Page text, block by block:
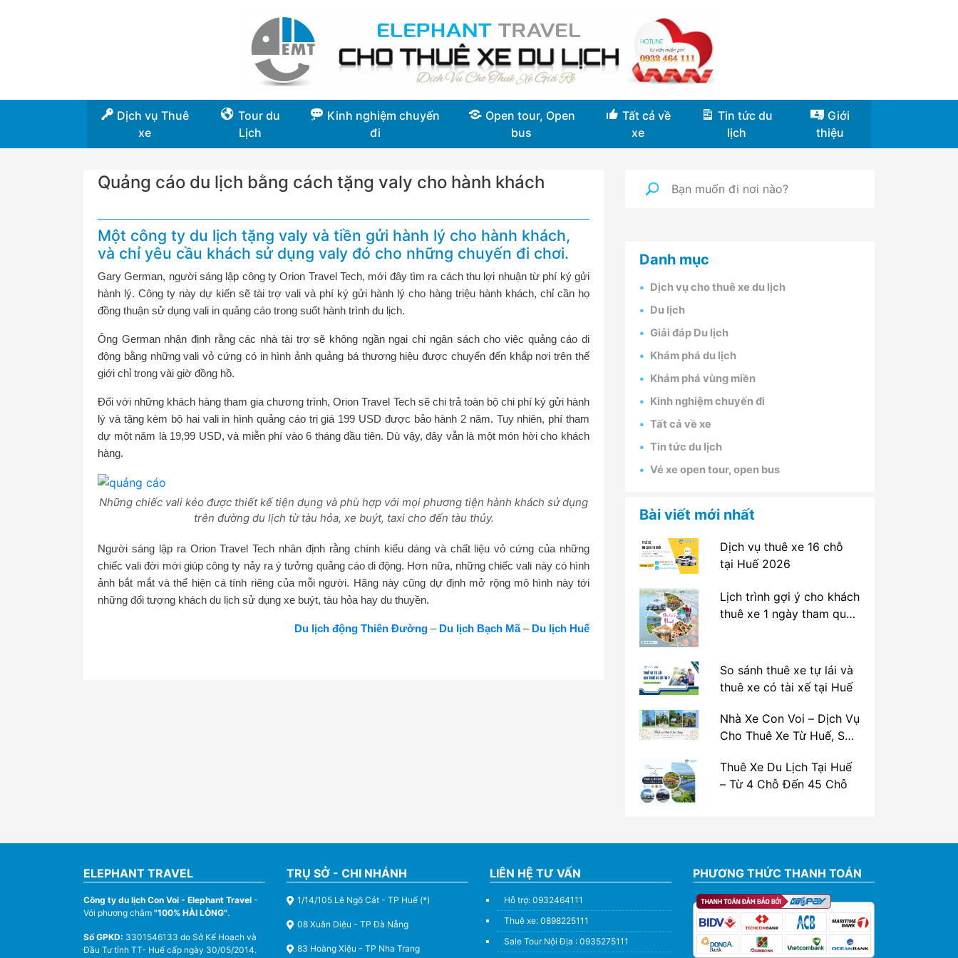
Dịch vụ Thuê
xe
Tour du
Lịch
Kinh nghiệm chuyến
đi
Open tour, Open
bus
Tất cả về
xe
Tin tức du
lịch
Giới
thiệu
Quảng cáo du lịch bằng cách tặng valy cho hành khách
Một công ty du lịch tặng valy và tiền gửi hành lý cho hành khách,
và chỉ yêu cầu khách sử dụng valy đó cho những chuyến đi chơi.
Gary German, người sáng lập công ty Orion Travel Tech, mới đây tìm ra cách thu lợi nhuận từ phí ký gửi
hành lý. Công ty này dự kiến sẽ tài trợ vali và phí ký gửi hành lý cho hàng triệu hành khách, chỉ cần họ
đồng thuận sử dụng vali in quảng cáo trong suốt hành trình du lịch.
Ông German nhận định rằng các nhà tài trợ sẽ không ngần ngại chi ngân sách cho việc quảng cáo di
động bằng những vali vỏ cứng có in hình ảnh quảng bá thương hiệu được chuyển đến khắp nơi trên thế
giới chỉ trong vài giờ đồng hồ.
Đối với những khách hàng tham gia chương trình, Orion Travel Tech sẽ chi trả toàn bộ chi phí ký gửi hành
lý và tặng kèm bộ hai vali in hình quảng cáo trị giá 199 USD được bảo hành 2 năm. Tuy nhiên, phí tham
dự một năm là 19,99 USD, và miễn phí vào 6 tháng đầu tiên. Dù vậy, đây vẫn là một món hời cho khách
hàng.
Những chiếc vali kéo được thiết kế tiện dụng và phù hợp với mọi phương tiện hành khách sử dụng
trên đường du lịch từ tàu hỏa, xe buýt, taxi cho đến tàu thủy.
Người sáng lập ra Orion Travel Tech nhân định rằng chính kiểu dáng và chất liệu vỏ cứng của những
chiếc vali đời mới giúp công ty nảy ra ý tưởng quảng cáo di động. Hơn nữa, những chiếc vali này có hình
ảnh bắt mắt và thể hiện cá tính riêng của mỗi người. Hãng này cũng dự định mở rộng mô hình này tới
những đối tượng khách du lịch sử dụng xe buýt, tàu hỏa hay du thuyền.
Du lịch động Thiên Đường – Du lịch Bạch Mã– Du lịch Huế
Danh mục
Dịch vụ cho thuê xe du lịch
Du lịch
Giải đáp Du lịch
Khám phá du lịch
Khám phá vùng miền
Kinh nghiệm chuyến đi
Tất cả về xe
Tin tức du lịch
Vé xe open tour, open bus
Bài viết mới nhất
Dịch vụ thuê xe 16 chỗ
tại Huế 2026
Lịch trình gợi ý cho khách
thuê xe 1 ngày tham quan
So sánh thuê xe tự lái và
thuê xe có tài xế tại Huế
Nhà Xe Con Voi – Dịch Vụ
Cho Thuê Xe Từ Huế, Sân
La Vang
Thuê Xe Du Lịch Tại Huế
– Từ 4 Chỗ Đến 45 Chỗ
ELEPHANT TRAVEL
Công ty du lịch Con Voi - Elephant Travel -
Với phương châm "100% HÀI LÒNG".
Số GPKD: 3301546133 do Sở Kế Hoạch và
Đầu Tư tỉnh TT- Huế cấp ngày 30/05/2014.
TRỤ SỞ - CHI NHÁNH
1/14/105 Lê Ngô Cát - TP Huế (*)
08 Xuân Diệu - TP Đà Nẵng
83 Hoàng Xiệu - TP Nha Trang
LIÊN HỆ TƯ VẤN
Hỗ trợ: 0932464111
Thuê xe: 0898225111
Sale Tour Nội Địa : 0935275111
PHƯƠNG THỨC THANH TOÁN